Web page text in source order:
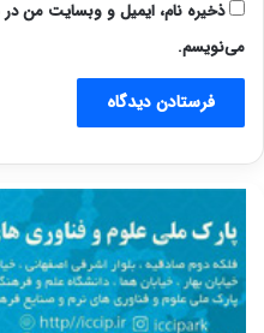
ذخیره نام، ایمیل و وبسایت من در
می‌نویسم.